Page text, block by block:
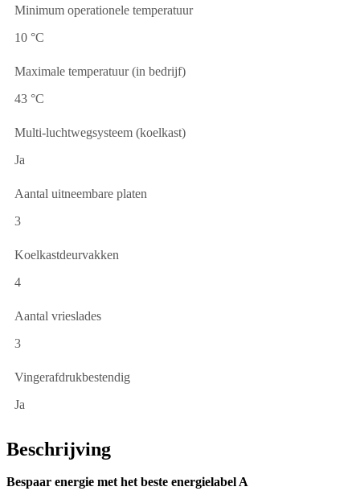
Minimum operationele temperatuur
10 °C
Maximale temperatuur (in bedrijf)
43 °C
Multi-luchtwegsysteem (koelkast)
Ja
Aantal uitneembare platen
3
Koelkastdeurvakken
4
Aantal vrieslades
3
Vingerafdrukbestendig
Ja
Beschrijving
Bespaar energie met het beste energielabel A